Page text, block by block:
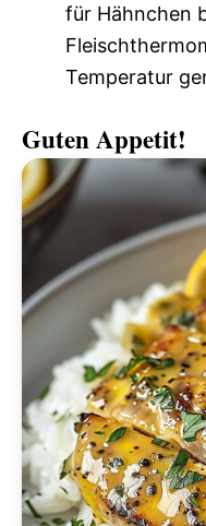
für Hähnchen
Temperatur
Guten Appetit!